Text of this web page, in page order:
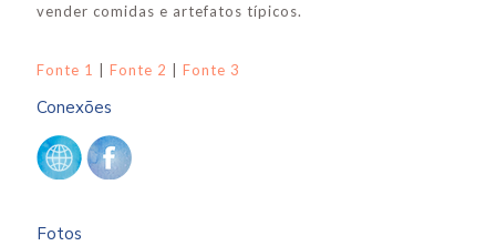
vender comidas e artefatos típicos.
Fonte 1 Fonte 2 Fonte 3
Conexões
Fotos